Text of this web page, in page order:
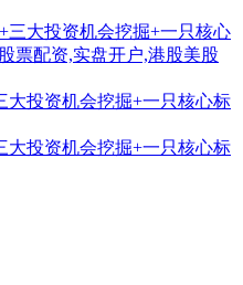
大投资机会挖掘+一只核心标
大投资机会挖掘+一只核心标